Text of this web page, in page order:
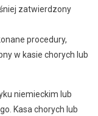
zatwierdzony
procedury,
w kasie chorych lub
niemieckim lub
Kasa chorych lub